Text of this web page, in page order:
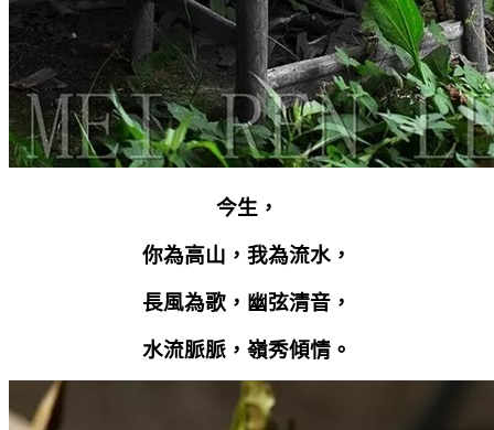
今生，
你為高山，我為流水，
長風為歌，幽弦清音，
水流脈脈，嶺秀傾情。